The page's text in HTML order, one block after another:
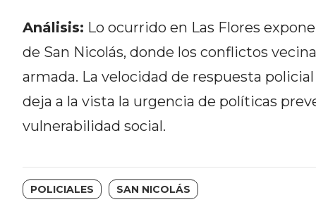
HOY
CLAVE
PERGAMINO
NOTICIAS
ROJAS
ARRECIFES
Análisis: Lo ocurrido en Las Flores
de San Nicolás, donde los conflictos
armada. La velocidad de respuesta
deja a la vista la urgencia de políticas
vulnerabilidad social.
POLICIALES SAN NICOLÁS